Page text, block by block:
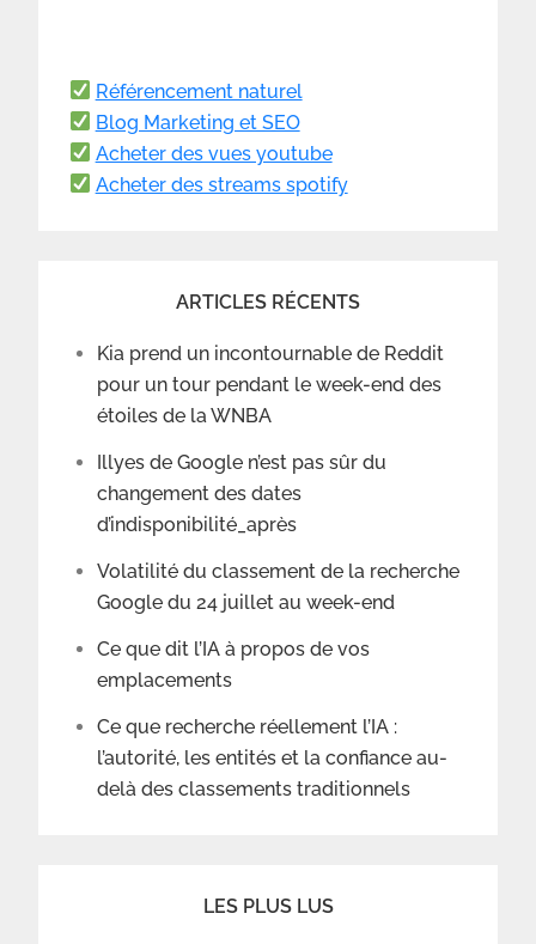
Référencement naturel
Blog Marketing et SEO
Acheter des vues youtube
Acheter des streams spotify
ARTICLES RÉCENTS
Kia prend un incontournable de Reddit
pour un tour pendant le week-end des
étoiles de la WNBA
Illyes de Google n’est pas sûr du
changement des dates
d’indisponibilité_après
Volatilité du classement de la recherche
Google du 24 juillet au week-end
Ce que dit l’IA à propos de vos
emplacements
Ce que recherche réellement l’IA :
l’autorité, les entités et la confiance au-
delà des classements traditionnels
LES PLUS LUS